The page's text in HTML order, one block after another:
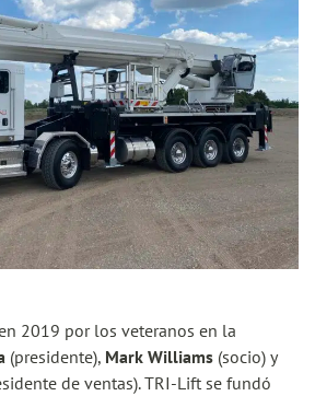
2019 por los veteranos en la
(presidente), Mark Williams (socio) y
de ventas). TRI-Lift se fundó